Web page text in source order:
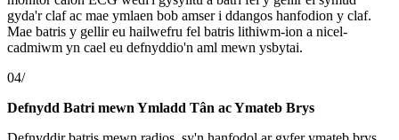
gyda'r claf ac mae ymlaen bob amser i ddangos hanfodion y claf.
Mae batris y gellir eu hailwefru fel batris lithiwm-ion a nicel-
cadmiwm yn cael eu defnyddio'n aml mewn ysbytai.
04/
Defnydd Batri mewn Ymladd Tân ac Ymateb Brys